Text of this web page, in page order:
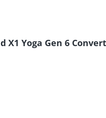
Yoga Gen 6